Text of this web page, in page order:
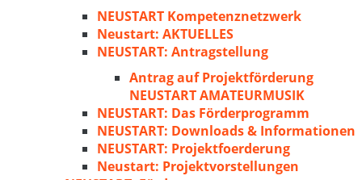
NEUSTART Kompetenznetzwerk
Neustart: AKTUELLES
NEUSTART: Antragstellung
Antrag auf Projektförderung
NEUSTART AMATEURMUSIK
NEUSTART: Das Förderprogramm
NEUSTART: Downloads & Informationen
NEUSTART: Projektfoerderung
Neustart: Projektvorstellungen